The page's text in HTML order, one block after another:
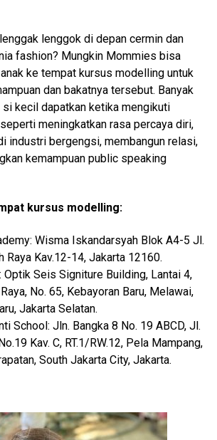
lenggok di depan cermin dan
fashion? Mungkin Mommies bisa
ke tempat kursus modelling untuk
dan bakatnya tersebut. Banyak
kecil dapatkan ketika mengikuti
meningkatkan rasa percaya diri,
industri bergengsi, membangun relasi,
kemampuan public speaking
kursus modelling:
Wisma Iskandarsyah Blok A4-5 Jl.
Raya Kav.12-14, Jakarta 12160.
Seis Signiture Building, Lantai 4,
No. 65, Kebayoran Baru, Melawai,
Jakarta Selatan.
School: Jln. Bangka 8 No. 19 ABCD, Jl.
Kav. C, RT.1/RW.12, Pela Mampang,
South Jakarta City, Jakarta.